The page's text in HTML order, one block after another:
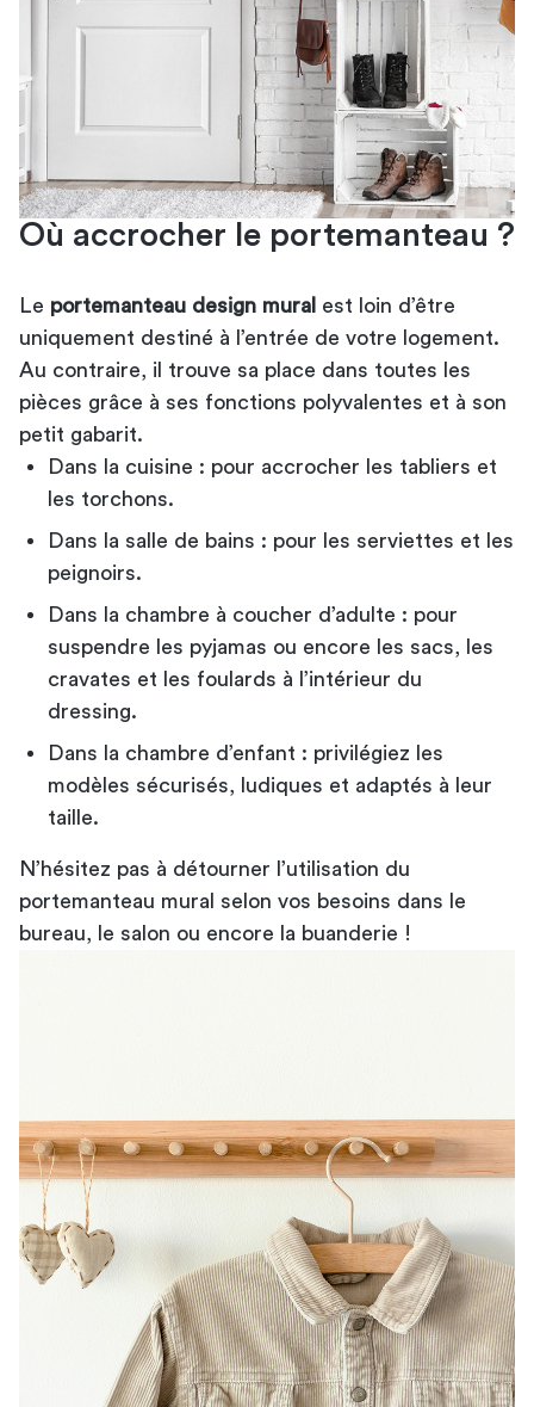
Où accrocher le portemanteau ?
Le portemanteau design mural est loin d’être
uniquement destiné à l’entrée de votre logement.
Au contraire, il trouve sa place dans toutes les
pièces grâce à ses fonctions polyvalentes et à son
petit gabarit.
Dans la cuisine : pour accrocher les tabliers et
les torchons.
Dans la salle de bains : pour les serviettes et les
peignoirs.
Dans la chambre à coucher d’adulte : pour
suspendre les pyjamas ou encore les sacs, les
cravates et les foulards à l’intérieur du
dressing.
Dans la chambre d’enfant : privilégiez les
modèles sécurisés, ludiques et adaptés à leur
taille.
N’hésitez pas à détourner l’utilisation du
portemanteau mural selon vos besoins dans le
bureau, le salon ou encore la buanderie !